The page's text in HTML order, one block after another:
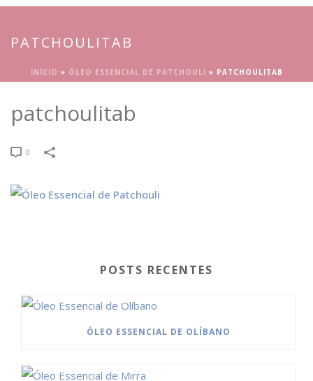
PATCHOULITAB
INÍCIO » ÓLEO ESSENCIAL DE PATCHOULI » PATCHOULITAB
patchoulitab
0
POSTS RECENTES
ÓLEO ESSENCIAL DE OLÍBANO